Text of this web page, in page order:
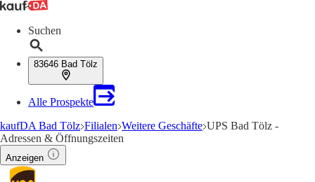
Suchen
83646 Bad Tölz
Alle Prospekte
kaufDA Bad Tölz Filialen Weitere Geschäfte UPS Bad Tölz -
Adressen & Öffnungszeiten
Anzeigen